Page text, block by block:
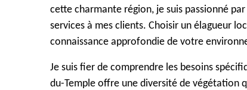
cette charmante région, je suis passionné
services à mes clients. Choisir un élagueur
connaissance approfondie de votre
Je suis fier de comprendre les besoins
du-Temple offre une diversité de végétation